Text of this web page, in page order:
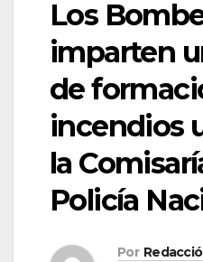
Los
imparten
de
incendios
la
Policía
Por